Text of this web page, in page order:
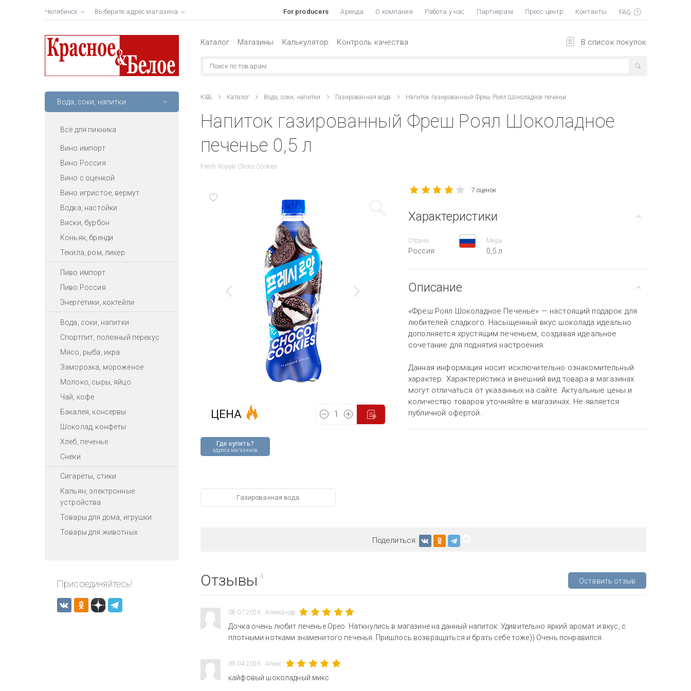
Челябинск Выберите адрес магазина For producers Аренда О компании Работа у нас Партнерам Пресс-центр Контакты
В список покупок
Каталог Магазины Калькулятор Контроль качества
Вода, соки, напитки
Всё для пикника
Вино импорт
Вино Россия
Вино с оценкой
Вино игристое, вермут
Водка, настойки
Виски, бурбон
Коньяк, бренди
Текила, ром, ликер
Пиво импорт
Пиво Россия
Энергетики, коктейли
Вода, соки, напитки
Спортпит, полезный перекус
Мясо, рыба, икра
Заморозка, мороженое
Молоко, сыры, яйцо
Чай, кофе
Бакалея, консервы
Шоколад, конфеты
Хлеб, печенье
Снеки
Сигареты, стики
Кальян, электронные
устройства
Товары для дома, игрушки
Товары для животных
Присоединяйтесь!
К&Б Каталог Вода, соки, напитки Газированная вода Напиток газированный Фреш Роял Шоколадное печенье
Напиток газированный Фреш Роял Шоколадное
печенье 0,5 л
Fresh Royale Choco Cookies
Где купить?
адреса магазинов
ЦЕНА
7 оценок
Характеристики
Страна
Россия
Мера
0,5 л
Описание
«Фреш Роял Шоколадное Печенье» — настоящий подарок для
любителей сладкого. Насыщенный вкус шоколада идеально
дополняется хрустящим печеньем, создавая идеальное
сочетание для поднятия настроения.
Данная информация носит исключительно ознакомительный
характер. Характеристика и внешний вид товара в магазинах
могут отличаться от указанных на сайте. Актуальные цены и
количество товаров уточняйте в магазинах. Не является
публичной офертой.
Газированная вода
Поделиться:
Отзывы 4
Оставить отзыв
08.07.2026 Александр
Дочка очень любит печенье Орео. Наткнулись в магазине на данный напиток. Удивительно яркий аромат и вкус, с
плотными нотками знаменитого печенья. Пришлось возвращаться и брать себе тоже)) Очень понравился.
09.04.2026 Алекс
кайфовый шоколадный микс